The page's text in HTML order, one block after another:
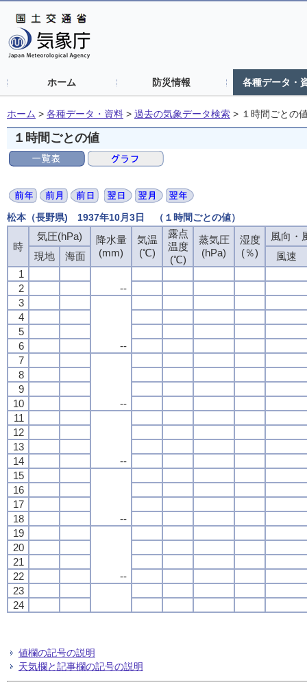
ホーム 防災情報 各種データ・
ホーム > 各種データ・資料 > 過去の気象データ検索 > １時間ごとの
１時間ごとの値
松本（長野県) 1937年10月3日 （１時間ごとの値）
時
気圧(hPa)
降水量
(mm)
気温
(℃)
露点
温度
(℃)
蒸気圧
(hPa)
湿度
(％)
風向・
現地
海面
風速
1
--
2
3
--
4
5
6
7
--
8
9
10
11
--
12
13
14
15
--
16
17
18
19
--
20
21
22
23
24
値欄の記号の説明
天気欄と記事欄の記号の説明